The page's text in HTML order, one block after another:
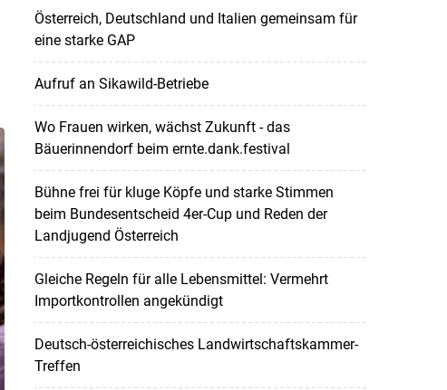
Österreich, Deutschland und Italien gemeinsam für
eine starke GAP
Aufruf an Sikawild-Betriebe
Wo Frauen wirken, wächst Zukunft - das
Bäuerinnendorf beim ernte.dank.festival
Bühne frei für kluge Köpfe und starke Stimmen
beim Bundesentscheid 4er-Cup und Reden der
Landjugend Österreich
Gleiche Regeln für alle Lebensmittel: Vermehrt
Importkontrollen angekündigt
Deutsch-österreichisches Landwirtschaftskammer-
Treffen